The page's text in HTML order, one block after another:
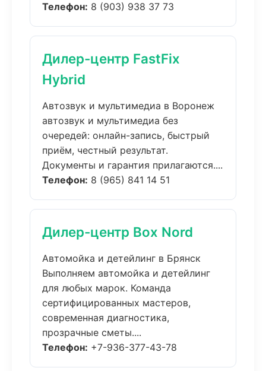
Телефон: 8 (903) 938 37 73
Дилер-центр FastFix
Hybrid
Автозвук и мультимедиа в Воронеж
автозвук и мультимедиа без
очередей: онлайн-запись, быстрый
приём, честный результат.
Документы и гарантия прилагаются....
Телефон: 8 (965) 841 14 51
Дилер-центр Box Nord
Автомойка и детейлинг в Брянск
Выполняем автомойка и детейлинг
для любых марок. Команда
сертифицированных мастеров,
современная диагностика,
прозрачные сметы....
Телефон: +7-936-377-43-78